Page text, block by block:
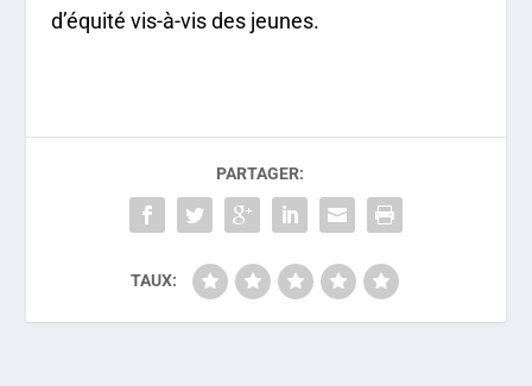
d’équité vis-à-vis des jeunes.
PARTAGER:
TAUX: